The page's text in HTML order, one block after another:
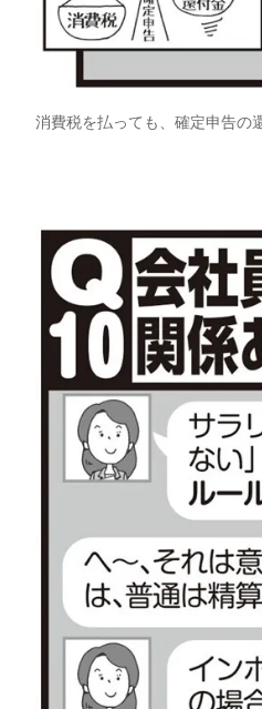
消費税を払っても、確定申告の